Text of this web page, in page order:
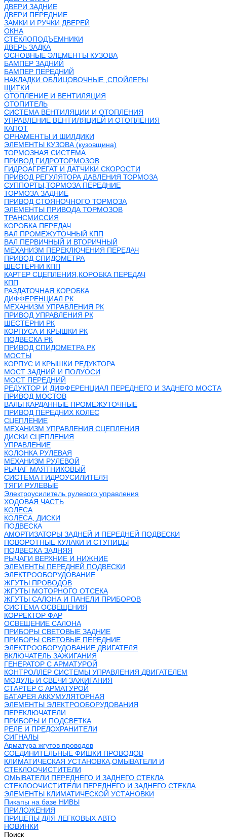
ДВЕРИ ЗАДНИЕ
ДВЕРИ ПЕРЕДНИЕ
ЗАМКИ И РУЧКИ ДВЕРЕЙ
ОКНА
СТЕКЛОПОДЪЕМНИКИ
ДВЕРЬ ЗАДКА
ОСНОВНЫЕ ЭЛЕМЕНТЫ КУЗОВА
БАМПЕР ЗАДНИЙ
БАМПЕР ПЕРЕДНИЙ
НАКЛАДКИ ОБЛИЦОВОЧНЫЕ ,СПОЙЛЕРЫ
ЩИТКИ
ОТОПЛЕНИЕ И ВЕНТИЛЯЦИЯ
ОТОПИТЕЛЬ
СИСТЕМА ВЕНТИЛЯЦИИ И ОТОПЛЕНИЯ
УПРАВЛЕНИЕ ВЕНТИЛЯЦИЕЙ И ОТОПЛЕНИЯ
КАПОТ
ОРНАМЕНТЫ И ШИЛДИКИ
ЭЛЕМЕНТЫ КУЗОВА (кузовщина)
ТОРМОЗНАЯ СИСТЕМА
ПРИВОД ГИДРОТОРМОЗОВ
ГИДРОАГРЕГАТ И ДАТЧИКИ СКОРОСТИ
ПРИВОД РЕГУЛЯТОРА ДАВЛЕНИЯ ТОРМОЗА
СУППОРТЫ,ТОРМОЗА ПЕРЕДНИЕ
ТОРМОЗА ЗАДНИЕ
ПРИВОД СТОЯНОЧНОГО ТОРМОЗА
ЭЛЕМЕНТЫ ПРИВОДА ТОРМОЗОВ
ТРАНСМИССИЯ
КОРОБКА ПЕРЕДАЧ
ВАЛ ПРОМЕЖУТОЧНЫЙ КПП
ВАЛ ПЕРВИЧНЫЙ И ВТОРИЧНЫЙ
МЕХАНИЗМ ПЕРЕКЛЮЧЕНИЯ ПЕРЕДАЧ
ПРИВОД СПИДОМЕТРА
ШЕСТЕРНИ КПП
КАРТЕР СЦЕПЛЕНИЯ,КОРОБКА ПЕРЕДАЧ
КПП
РАЗДАТОЧНАЯ КОРОБКА
ДИФФЕРЕНЦИАЛ РК
МЕХАНИЗМ УПРАВЛЕНИЯ РК
ПРИВОД УПРАВЛЕНИЯ РК
ШЕСТЕРНИ РК
КОРПУСА И КРЫШКИ РК
ПОДВЕСКА РК
ПРИВОД СПИДОМЕТРА РК
МОСТЫ
КОРПУС И КРЫШКИ РЕДУКТОРА
МОСТ ЗАДНИЙ И ПОЛУОСИ
МОСТ ПЕРЕДНИЙ
РЕДУКТОР И ДИФФЕРЕНЦИАЛ ПЕРЕДНЕГО И ЗАДНЕГО МОСТА
ПРИВОД МОСТОВ
ВАЛЫ КАРДАННЫЕ ПРОМЕЖУТОЧНЫЕ
ПРИВОД ПЕРЕДНИХ КОЛЕС
СЦЕПЛЕНИЕ
МЕХАНИЗМ УПРАВЛЕНИЯ СЦЕПЛЕНИЯ
ДИСКИ СЦЕПЛЕНИЯ
УПРАВЛЕНИЕ
КОЛОНКА РУЛЕВАЯ
МЕХАНИЗМ РУЛЕВОЙ
РЫЧАГ МАЯТНИКОВЫЙ
СИСТЕМА ГИДРОУСИЛИТЕЛЯ
ТЯГИ РУЛЕВЫЕ
Электроусилитель рулевого управления
ХОДОВАЯ ЧАСТЬ
КОЛЕСА
КОЛЕСА, ДИСКИ
ПОДВЕСКА
АМОРТИЗАТОРЫ ЗАДНЕЙ И ПЕРЕДНЕЙ ПОДВЕСКИ
ПОВОРОТНЫЕ КУЛАКИ И СТУПИЦЫ
ПОДВЕСКА ЗАДНЯЯ
РЫЧАГИ ВЕРХНИЕ И НИЖНИЕ
ЭЛЕМЕНТЫ ПЕРЕДНЕЙ ПОДВЕСКИ
ЭЛЕКТРООБОРУДОВАНИЕ
ЖГУТЫ ПРОВОДОВ
ЖГУТЫ МОТОРНОГО ОТСЕКА
ЖГУТЫ САЛОНА И ПАНЕЛИ ПРИБОРОВ
СИСТЕМА ОСВЕЩЕНИЯ
КОРРЕКТОР ФАР
ОСВЕЩЕНИЕ САЛОНА
ПРИБОРЫ СВЕТОВЫЕ ЗАДНИЕ
ПРИБОРЫ СВЕТОВЫЕ ПЕРЕДНИЕ
ЭЛЕКТРООБОРУДОВАНИЕ ДВИГАТЕЛЯ
ВКЛЮЧАТЕЛЬ ЗАЖИГАНИЯ
ГЕНЕРАТОР С АРМАТУРОЙ
КОНТРОЛЛЕР СИСТЕМЫ УПРАВЛЕНИЯ ДВИГАТЕЛЕМ
МОДУЛЬ И СВЕЧИ ЗАЖИГАНИЯ
СТАРТЕР С АРМАТУРОЙ
БАТАРЕЯ АККУМУЛЯТОРНАЯ
ЭЛЕМЕНТЫ ЭЛЕКТРООБОРУДОВАНИЯ
ПЕРЕКЛЮЧАТЕЛИ
ПРИБОРЫ И ПОДСВЕТКА
РЕЛЕ И ПРЕДОХРАНИТЕЛИ
СИГНАЛЫ
Арматура жгутов проводов
СОЕДИНИТЕЛЬНЫЕ ФИШКИ ПРОВОДОВ
КЛИМАТИЧЕСКАЯ УСТАНОВКА,ОМЫВАТЕЛИ И
СТЕКЛООЧИСТИТЕЛИ
ОМЫВАТЕЛИ ПЕРЕДНЕГО И ЗАДНЕГО СТЕКЛА
СТЕКЛООЧИСТИТЕЛИ ПЕРЕДНЕГО И ЗАДНЕГО СТЕКЛА
ЭЛЕМЕНТЫ КЛИМАТИЧЕСКОЙ УСТАНОВКИ
Пикапы на базе НИВЫ
ПРИЛОЖЕНИЯ
ПРИЦЕПЫ ДЛЯ ЛЕГКОВЫХ АВТО
НОВИНКИ
Поиск